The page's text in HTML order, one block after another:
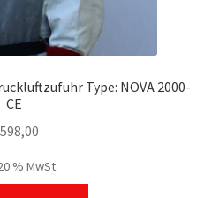
gewählt
werden
Type: NOVA 2000-
CE
% MwSt.